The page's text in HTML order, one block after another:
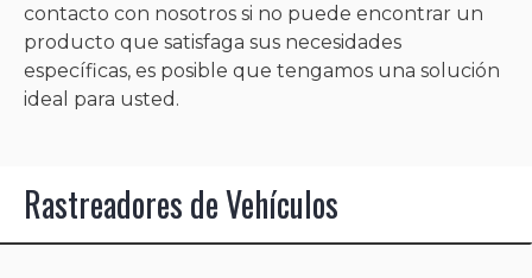
contacto con nosotros si no puede encontrar un
producto que satisfaga sus necesidades
específicas, es posible que tengamos una solución
ideal para usted.
Rastreadores de Vehículos